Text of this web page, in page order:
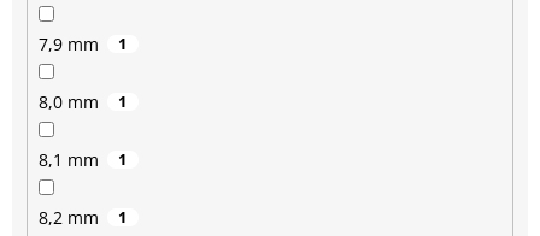
7,9 mm 1
8,0 mm 1
8,1 mm 1
8,2 mm 1